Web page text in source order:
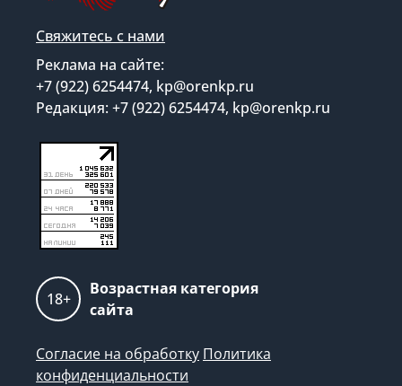
Свяжитесь с нами
Реклама на сайте:
+7 (922) 6254474, kp@orenkp.ru
Редакция: +7 (922) 6254474, kp@orenkp.ru
18+
Возрастная категория
сайта
Согласие на обработку Политика
конфиденциальности